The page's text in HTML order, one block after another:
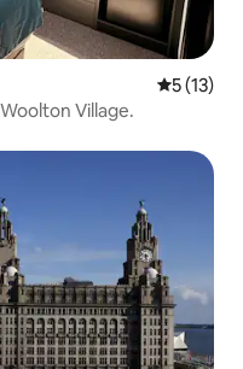
5 (13)
Village.